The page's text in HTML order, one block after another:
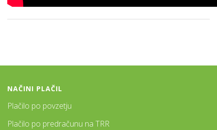
NAČINI PLAČIL
Plačilo po povzetju
Plačilo po predračunu na TRR